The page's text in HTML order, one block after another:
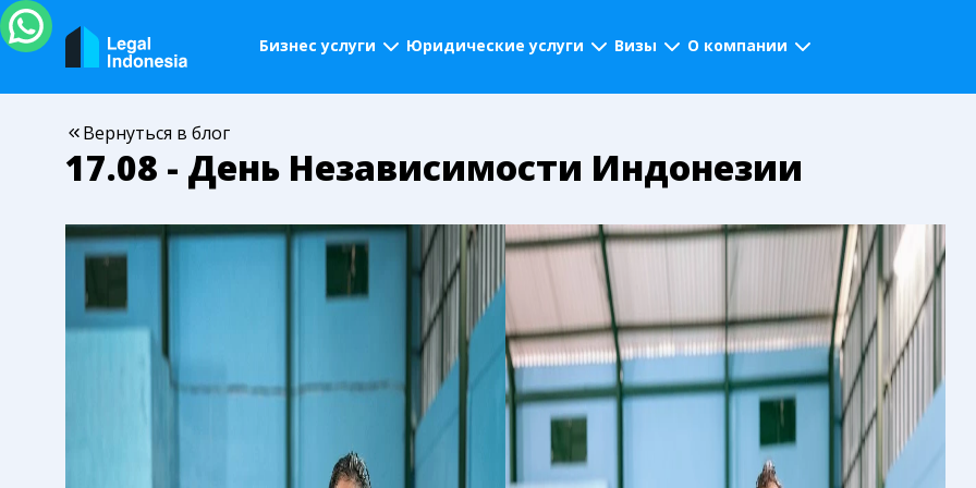
Бизнес услуги Юридические услуги Визы О компании
Вернуться в блог
17.08 - День Независимости Индонезии